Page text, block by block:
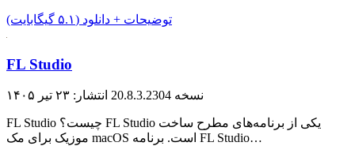
توضیحات + دانلود (۵.۱ گیگابایت)
FL Studio
نسخه 20.8.3.2304 انتشار: ۲۳ تیر ۱۴۰۵
FL Studio چیست؟ FL Studio یکی از برنامه‌های مطرح ساخت
موزیک برای مک macOS است. برنامه FL Studio…